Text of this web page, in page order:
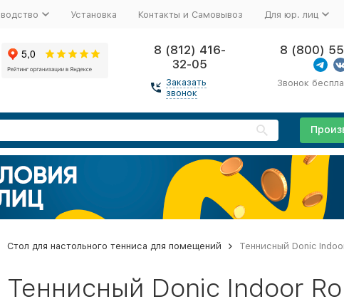
Установка Контакты и Самовывоз Для юр. лиц
8 (812) 416-
32-05
Заказать
звонок
8 (800)
Звонок
Стол для настольного тенниса для помещений Теннисный Donic
Теннисный Donic Indoor